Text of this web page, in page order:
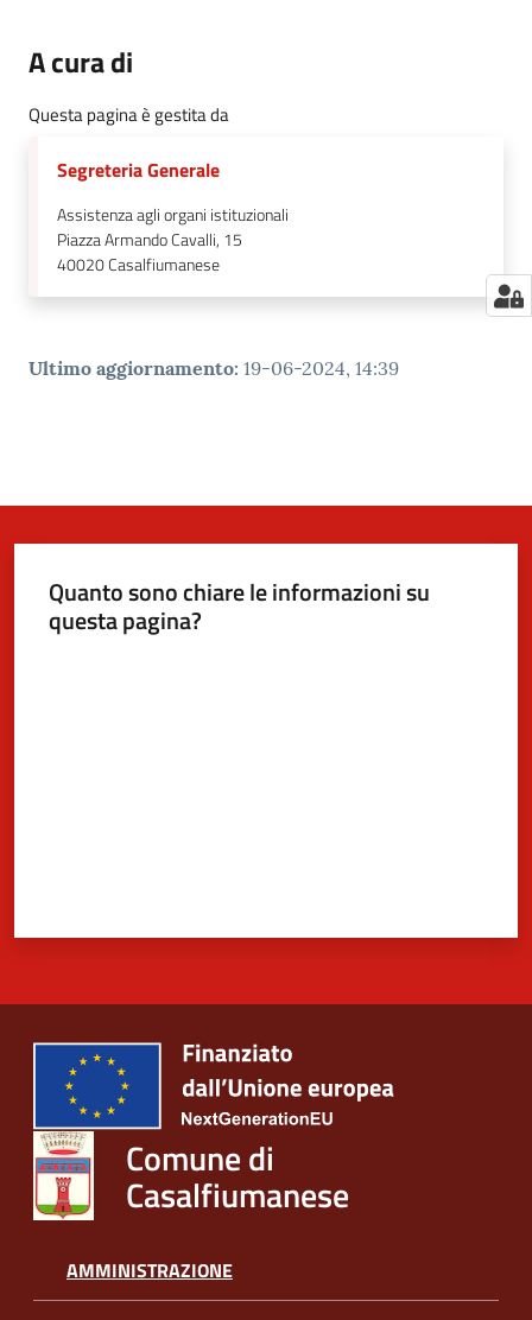
A cura di
Questa pagina è gestita da
Segreteria Generale
Assistenza agli organi istituzionali
Piazza Armando Cavalli, 15
40020Casalfiumanese
Ultimo aggiornamento: 19-06-2024, 14:39
Quanto sono chiare le informazioni su
questa pagina?
Comune di
Casalfiumanese
AMMINISTRAZIONE